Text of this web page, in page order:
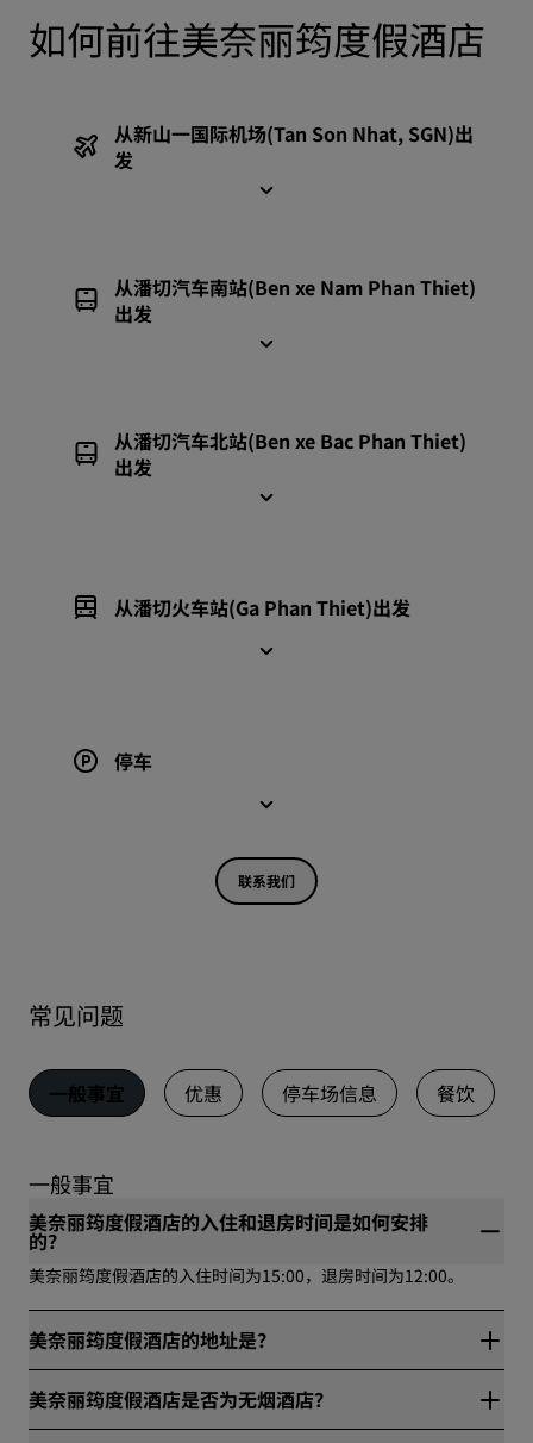
如何前往美奈丽筠度假酒店
从新山一国际机场(Tan Son Nhat, SGN)出
发
从潘切汽车南站(Ben xe Nam Phan Thiet)
出发
从潘切汽车北站(Ben xe Bac Phan Thiet)
出发
从潘切火车站(Ga Phan Thiet)出发
停车
联系我们
常见问题
一般事宜 优惠 停车场信息 餐饮
一般事宜
美奈丽筠度假酒店的入住和退房时间是如何安排
的？
美奈丽筠度假酒店的入住时间为15:00，退房时间为12:00。
美奈丽筠度假酒店的地址是？
Ward, Lam Dong Province，77118，藩切市，越南。
美奈丽筠度假酒店是否为无烟酒店？